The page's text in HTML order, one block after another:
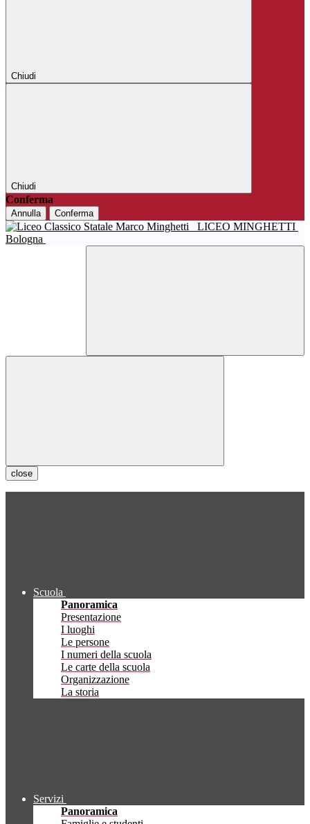
Chiudi
Chiudi
Conferma
Annulla Conferma
LICEO MINGHETTI
Bologna
close
Scuola
Panoramica
Presentazione
I luoghi
Le persone
I numeri della scuola
Le carte della scuola
Organizzazione
La storia
Servizi
Panoramica